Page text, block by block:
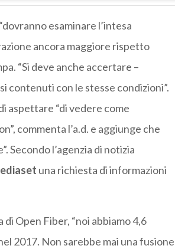
esaminare l’intesa
ancora maggiore rispetto
“Si deve anche accertare –
contenuti con le stesse condizioni”.
aspettare “di vedere come
commenta l’a.d. e aggiunge che
Secondo l’agenzia di notizia
una richiesta di informazioni
Open Fiber, “noi abbiamo 4,6
2017. Non sarebbe mai una fusione